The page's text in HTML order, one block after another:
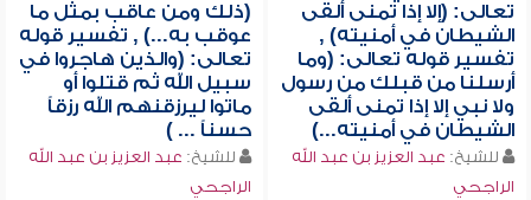
تعالى: (إلا إذا تمنى ألقى
الشيطان في أمنيته) ,
تفسير قوله تعالى: (وما
أرسلنا من قبلك من رسول
ولا نبي إلا إذا تمنى ألقى
الشيطان في أمنيته...)
للشيخ: عبد العزيز بن عبد الله
الراجحي
(ذلك ومن عاقب بمثل ما
عوقب به...) , تفسير قوله
تعالى: (والذين هاجروا في
سبيل الله ثم قتلوا أو
ماتوا ليرزقنهم الله رزقاً
حسناً ... )
للشيخ: عبد العزيز بن عبد الله
الراجحي